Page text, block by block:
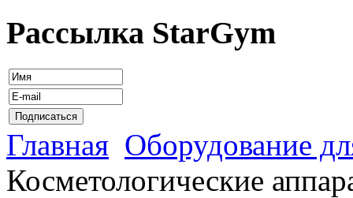
Рассылка StarGym
Главная Оборудование
Косметологические